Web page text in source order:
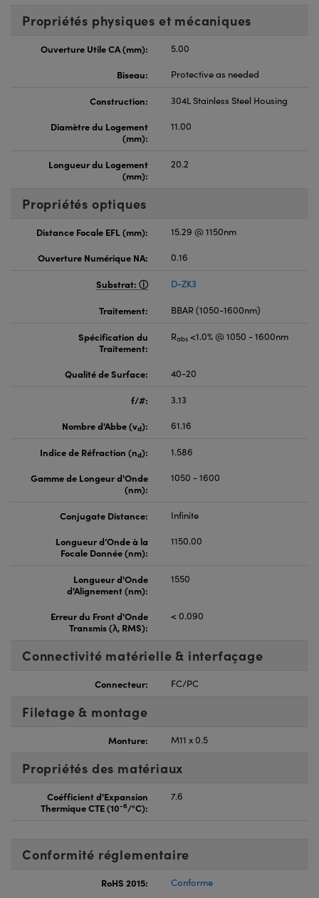
Propriétés physiques et mécaniques
Ouverture Utile CA (mm):
5.00
Biseau:
Protective as needed
Construction:
304L Stainless Steel Housing
Diamètre du Logement
(mm):
11.00
Longueur du Logement
(mm):
20.2
Propriétés optiques
Distance Focale EFL (mm):
15.29 @ 1150nm
Ouverture Numérique NA:
0.16
Substrat: D-ZK3
Traitement: BBAR (1050-1600nm)
Spécification du
Traitement:
Rabs <1.0% @ 1050 - 1600nm
Qualité de Surface: 40-20
f/#:
3.13
Nombre d'Abbe (vd): 61.16
Indice de Réfraction (nd):
1.586
Gamme de Longeur d'Onde
(nm):
1050 - 1600
Conjugate Distance:
Infinite
Longueur d’Onde à la
Focale Donnée (nm):
1150.00
Longueur d'Onde
d'Alignement (nm):
1550
Erreur du Front d'Onde
Transmis (λ, RMS):
< 0.090
Connectivité matérielle & interfaçage
Connecteur: FC/PC
Filetage & montage
Monture: M11 x 0.5
Propriétés des matériaux
Coéfficient d'Expansion
Thermique CTE (10-6/°C):
7.6
Conformité réglementaire
RoHS 2015: Conforme